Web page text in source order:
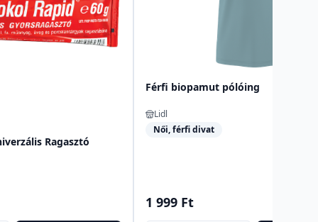
Ragasztó
Férfi biopamut pólóing
Lidl
Női, férfi divat
1 999 Ft